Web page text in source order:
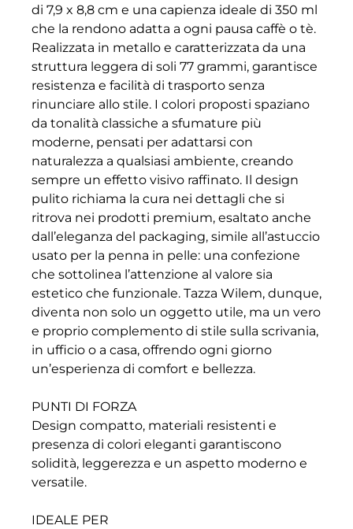
di 7,9 x 8,8 cm e una capienza ideale di 350 ml
che la rendono adatta a ogni pausa caffè o tè.
Realizzata in metallo e caratterizzata da una
struttura leggera di soli 77 grammi, garantisce
resistenza e facilità di trasporto senza
rinunciare allo stile. I colori proposti spaziano
da tonalità classiche a sfumature più
moderne, pensati per adattarsi con
naturalezza a qualsiasi ambiente, creando
sempre un effetto visivo raffinato. Il design
pulito richiama la cura nei dettagli che si
ritrova nei prodotti premium, esaltato anche
dall’eleganza del packaging, simile all’astuccio
usato per la penna in pelle: una confezione
che sottolinea l’attenzione al valore sia
estetico che funzionale. Tazza Wilem, dunque,
diventa non solo un oggetto utile, ma un vero
e proprio complemento di stile sulla scrivania,
in ufficio o a casa, offrendo ogni giorno
un’esperienza di comfort e bellezza.
PUNTI DI FORZA
Design compatto, materiali resistenti e
presenza di colori eleganti garantiscono
solidità, leggerezza e un aspetto moderno e
versatile.
IDEALE PER